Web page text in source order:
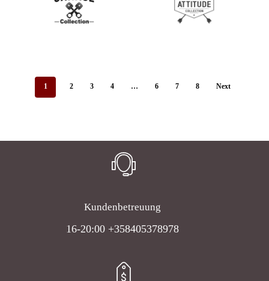
1 2 3 4 … 6 7 8 Next
Kundenbetreuung
16-20:00 +358405378978